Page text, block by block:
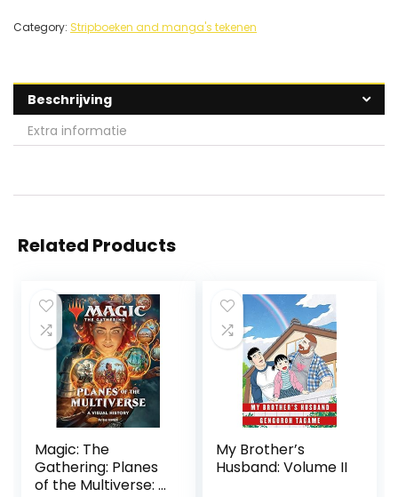
Category: Stripboeken and manga's tekenen
Beschrijving
Extra informatie
Related Products
Magic: The
Gathering: Planes
of the Multiverse: A
My Brother’s
Husband: Volume II